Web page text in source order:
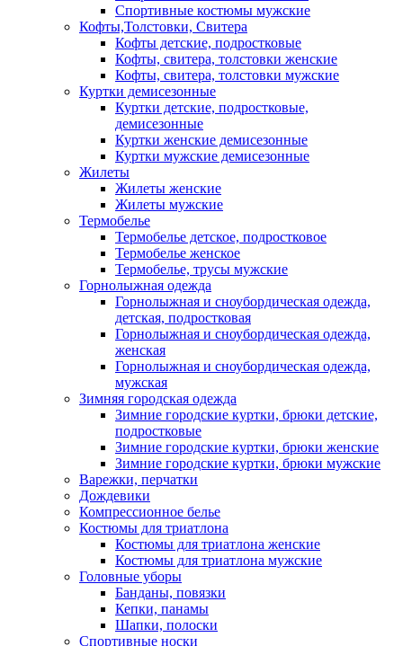
Спортивные костюмы мужские
Кофты,Толстовки, Свитера
Кофты детские, подростковые
Кофты, свитера, толстовки женские
Кофты, свитера, толстовки мужские
Куртки демисезонные
Куртки детские, подростковые,
демисезонные
Куртки женские демисезонные
Куртки мужские демисезонные
Жилеты
Жилеты женские
Жилеты мужские
Термобелье
Термобелье детское, подростковое
Термобелье женское
Термобелье, трусы мужские
Горнолыжная одежда
Горнолыжная и сноубордическая одежда,
детская, подростковая
Горнолыжная и сноубордическая одежда,
женская
Горнолыжная и сноубордическая одежда,
мужская
Зимняя городская одежда
Зимние городские куртки, брюки детские,
подростковые
Зимние городские куртки, брюки женские
Зимние городские куртки, брюки мужские
Варежки, перчатки
Дождевики
Компрессионное белье
Костюмы для триатлона
Костюмы для триатлона женские
Костюмы для триатлона мужские
Головные уборы
Банданы, повязки
Кепки, панамы
Шапки, полоски
Спортивные носки